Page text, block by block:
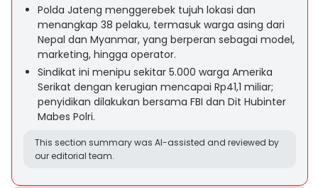
Polda Jateng menggerebek tujuh lokasi dan
menangkap 38 pelaku, termasuk warga asing dari
Nepal dan Myanmar, yang berperan sebagai model,
marketing, hingga operator.
Sindikat ini menipu sekitar 5.000 warga Amerika
Serikat dengan kerugian mencapai Rp41,1 miliar;
penyidikan dilakukan bersama FBI dan Dit Hubinter
Mabes Polri.
This section summary was AI-assisted and reviewed by
our editorial team.